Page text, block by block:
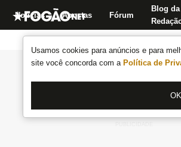
Usamos cookies para anúncios e para
site você concorda com a Política de
OK
Notícias Apostas Fórum
Blog da